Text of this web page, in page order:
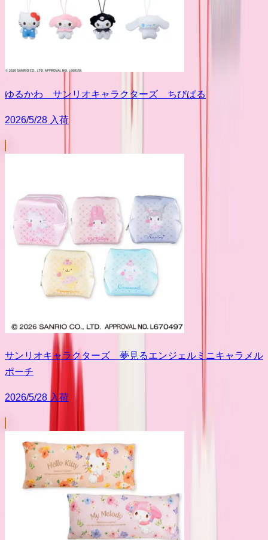
ゆるかわ サンリオキャラクターズ ちびぱる
2026/5/28 入荷
サンリオキャラクターズ 夢見るエンジェルミニキャラメル
ポーチ
2026/5/28 入荷